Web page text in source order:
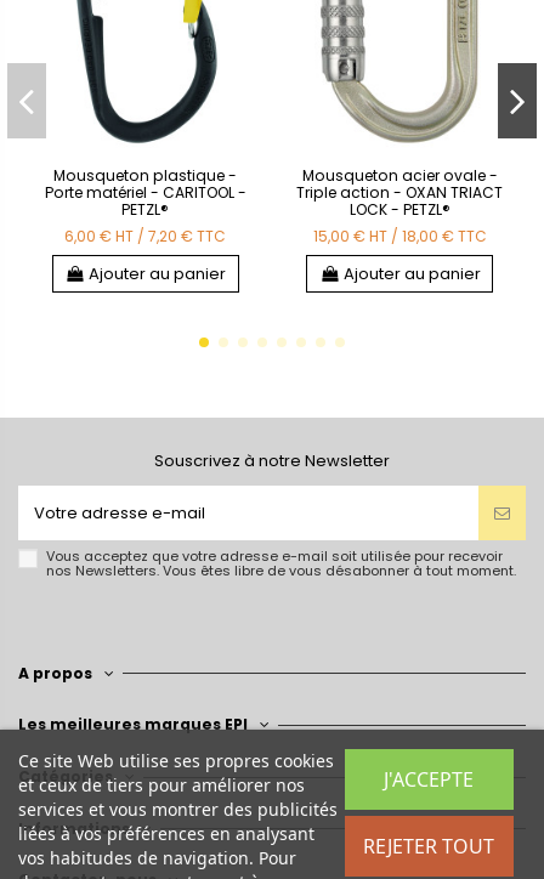
Mousqueton plastique -
Porte matériel - CARITOOL -
PETZL®
6,00 €HT /7,20 €TTC
Ajouter au panier
Mousqueton acier ovale -
Triple action - OXAN TRIACT
LOCK - PETZL®
15,00 €HT / 18,00 €TTC
Ajouter au panier
Souscrivez à notre Newsletter
Vous acceptez que votre adresse e-mail soit utilisée pour recevoir
nos Newsletters. Vous êtes libre de vous désabonner à tout moment.
A propos
Les meilleures marques EPI
Catégories
Informations
Ce site Web utilise ses propres cookies
et ceux de tiers pour améliorer nos
services et vous montrer des publicités
liées à vos préférences en analysant
vos habitudes de navigation. Pour
REJETER TOUT
J'ACCEPTE